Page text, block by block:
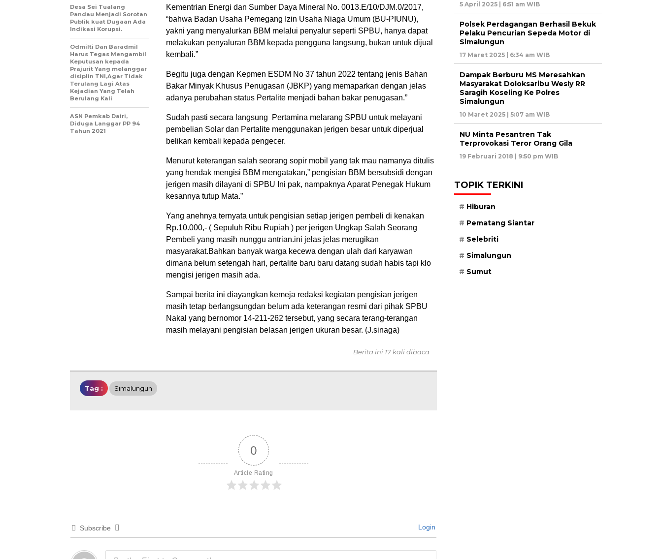
Kementrian Energi dan Sumber Daya Mineral No. 0013.E/10/DJM.0/2017,
“bahwa Badan Usaha Pemegang Izin Usaha Niaga Umum (BU-PIUNU),
yakni yang menyalurkan BBM melalui penyalur seperti SPBU, hanya dapat
melakukan penyaluran BBM kepada pengguna langsung, bukan untuk dijual
kembali.”
Begitu juga dengan Kepmen ESDM No 37 tahun 2022 tentang jenis Bahan
Bakar Minyak Khusus Penugasan (JBKP) yang memaparkan dengan jelas
adanya perubahan status Pertalite menjadi bahan bakar penugasan.”
Sudah pasti secara langsung Pertamina melarang SPBU untuk melayani
pembelian Solar dan Pertalite menggunakan jerigen besar untuk diperjual
belikan kembali kepada pengecer.
Menurut keterangan salah seorang sopir mobil yang tak mau namanya ditulis
yang hendak mengisi BBM mengatakan,” pengisian BBM bersubsidi dengan
jerigen masih dilayani di SPBU Ini pak, nampaknya Aparat Penegak Hukum
kesannya tutup Mata.”
Yang anehnya ternyata untuk pengisian setiap jerigen pembeli di kenakan
Rp.10.000,- ( Sepuluh Ribu Rupiah ) per jerigen Ungkap Salah Seorang
Pembeli yang masih nunggu antrian.ini jelas jelas merugikan
masyarakat.Bahkan banyak warga kecewa dengan ulah dari karyawan
dimana belum setengah hari, pertalite baru baru datang sudah habis tapi klo
mengisi jerigen masih ada.
Sampai berita ini diayangkan kemeja redaksi kegiatan pengisian jerigen
masih tetap berlangsungdan belum ada keterangan resmi dari pihak SPBU
Nakal yang bernomor 14-211-262 tersebut, yang secara terang-terangan
masih melayani pengisian belasan jerigen ukuran besar. (J.sinaga)
Desa Sei Tualang
Pandau Menjadi Sorotan
Publik kuat Dugaan Ada
Indikasi Korupsi.
Odmilti Dan Baradmil
Harus Tegas Mengambil
Keputusan kepada
Prajurit Yang melanggar
disiplin TNI,Agar Tidak
Terulang Lagi Atas
Kejadian Yang Telah
Berulang Kali
ASN Pemkab Dairi,
Diduga Langgar PP 94
Tahun 2021
Berita ini 17 kali dibaca
Tag : Simalungun
0
Article Rating
Subscribe Login
5 April 2025 | 6:51 am WIB
Polsek Perdagangan Berhasil Bekuk
Pelaku Pencurian Sepeda Motor di
Simalungun
17 Maret 2025 | 6:34 am WIB
Dampak Berburu MS Meresahkan
Masyarakat Doloksaribu Wesly RR
Saragih Koseling Ke Polres
Simalungun
10 Maret 2025 | 5:07 am WIB
NU Minta Pesantren Tak
Terprovokasi Teror Orang Gila
19 Februari 2018 | 9:50 pm WIB
TOPIK TERKINI
Hiburan
Pematang Siantar
Selebriti
Simalungun
Sumut